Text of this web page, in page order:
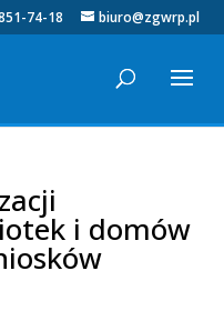
74-18 biuro@zgwrp.pl
i domów